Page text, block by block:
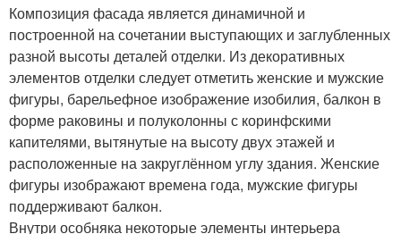
Композиция фасада является динамичной и
построенной на сочетании выступающих и заглубленных
разной высоты деталей отделки. Из декоративных
элементов отделки следует отметить женские и мужские
фигуры, барельефное изображение изобилия, балкон в
форме раковины и полуколонны с коринфскими
капителями, вытянутые на высоту двух этажей и
расположенные на закруглённом углу здания. Женские
фигуры изображают времена года, мужские фигуры
поддерживают балкон.
Внутри особняка некоторые элементы интерьера